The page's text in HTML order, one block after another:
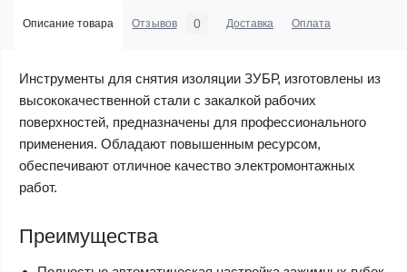
Описание товара Отзывов 0 Доставка Оплата
Инструменты для снятия изоляции ЗУБР, изготовлены из
высококачественной стали с закалкой рабочих
поверхностей, предназначены для профессионального
применения. Обладают повышенным ресурсом,
обеспечивают отличное качество электромонтажных
работ.
Преимущества